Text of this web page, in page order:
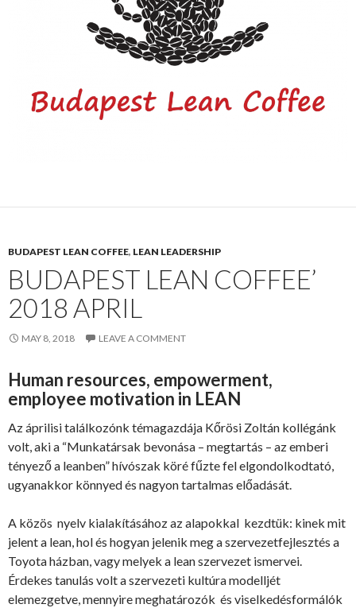
BUDAPEST LEAN COFFEE, LEAN LEADERSHIP
BUDAPEST LEAN COFFEE’
2018 APRIL
MAY 8, 2018 LEAVE A COMMENT
Human resources, empowerment,
employee motivation in LEAN
Az áprilisi találkozónk témagazdája Kőrösi Zoltán kollégánk
volt, aki a “Munkatársak bevonása – megtartás – az emberi
tényező a leanben” hívószak köré fűzte fel elgondolkodtató,
ugyanakkor könnyed és nagyon tartalmas előadását.
A közös nyelv kialakításához az alapokkal kezdtük: kinek mit
jelent a lean, hol és hogyan jelenik meg a szervezetfejlesztés a
Toyota házban, vagy melyek a lean szervezet ismervei.
Érdekes tanulás volt a szervezeti kultúra modelljét
elemezgetve, mennyire meghatározók és viselkedésformálók